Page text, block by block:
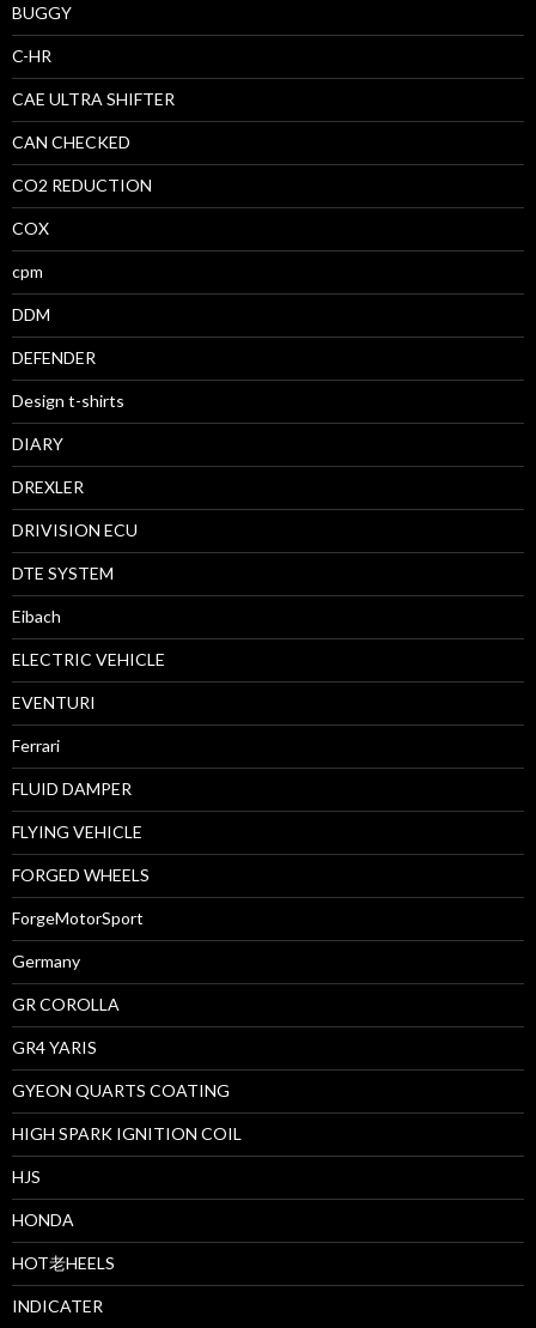
BUGGY
C-HR
CAE ULTRA SHIFTER
CAN CHECKED
CO2 REDUCTION
COX
cpm
DDM
DEFENDER
Design t-shirts
DIARY
DREXLER
DRIVISION ECU
DTE SYSTEM
Eibach
ELECTRIC VEHICLE
EVENTURI
Ferrari
FLUID DAMPER
FLYING VEHICLE
FORGED WHEELS
ForgeMotorSport
Germany
GR COROLLA
GR4 YARIS
GYEON QUARTS COATING
HIGH SPARK IGNITION COIL
HJS
HONDA
HOT老HEELS
INDICATER